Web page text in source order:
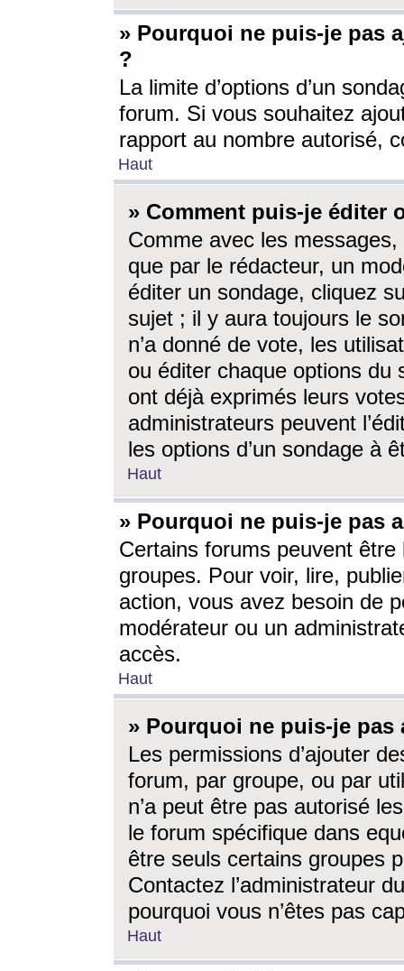
» Pourquoi ne puis-je pas
?
La limite d’options d’un
forum. Si vous souhaitez
rapport au nombre autorisé,
Haut
» Comment puis-je éditer
Comme avec les
que par le rédacteur, un
éditer un sondage, cliquez
sujet ; il y aura toujours le
n’a donné de vote, les
ou éditer chaque options du
ont déjà exprimés leurs
administrateurs peuvent
les options d’un sondage à
Haut
» Pourquoi ne puis-je pas
Certains forums peuvent être
groupes. Pour voir, lire,
action, vous avez besoin de
modérateur ou un
accès.
Haut
» Pourquoi ne puis-je
Les permissions d’ajouter
forum, par groupe, ou par
n’a peut être pas autorisé
le forum spécifique dans
être seuls certains groupes
Contactez l’administrateur
pourquoi vous n’êtes pas
Haut